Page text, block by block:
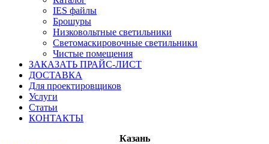
IES файлы
Брошуры
Низковольтные светильники
Светомаскировочные светильники
Чистые помещения
ЗАКАЗАТЬ ПРАЙС-ЛИСТ
ДОСТАВКА
Для проектировщиков
Услуги
Статьи
КОНТАКТЫ
Казань